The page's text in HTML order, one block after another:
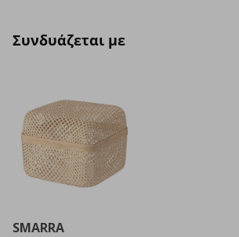
Συνδυάζεται με
SMARRA